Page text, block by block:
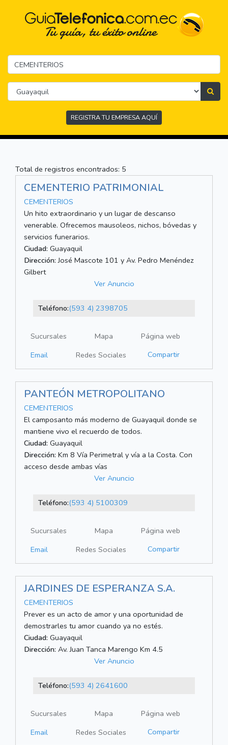
REGISTRA TU EMPRESA AQUÍ
Total de registros encontrados: 5
CEMENTERIO PATRIMONIAL
CEMENTERIOS
Un hito extraordinario y un lugar de descanso
venerable. Ofrecemos mausoleos, nichos, bóvedas y
servicios funerarios.
Ciudad: Guayaquil
Dirección: José Mascote 101 y Av. Pedro Menéndez
Gilbert
Ver Anuncio
Teléfono:(593 4) 2398705
Sucursales Mapa
Página web
Email
Redes Sociales Compartir
PANTEÓN METROPOLITANO
CEMENTERIOS
El camposanto más moderno de Guayaquil donde se
mantiene vivo el recuerdo de todos.
Ciudad: Guayaquil
Dirección: Km 8 Vía Perimetral y vía a la Costa. Con
acceso desde ambas vías
Ver Anuncio
Teléfono:(593 4) 5100309
Sucursales Mapa
Página web
Email
Redes Sociales Compartir
JARDINES DE ESPERANZA S.A.
CEMENTERIOS
Prever es un acto de amor y una oportunidad de
demostrarles tu amor cuando ya no estés.
Ciudad: Guayaquil
Dirección: Av. Juan Tanca Marengo Km 4.5
Ver Anuncio
Teléfono:(593 4) 2641600
Sucursales Mapa
Página web
Email
Redes Sociales Compartir